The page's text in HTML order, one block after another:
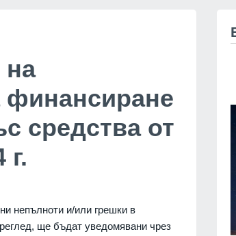
на
финансиране
средства от
непълноти и/или грешки в
ще бъдат уведомявани чрез